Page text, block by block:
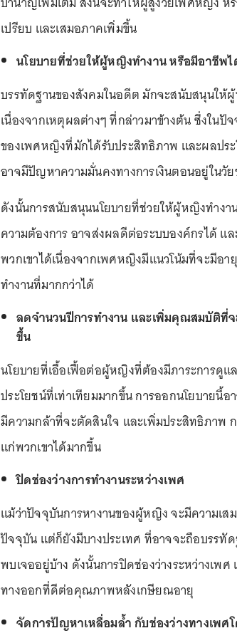
เปรียบ และเสมอภาคเพิ่มขึ้น
นโยบายที่ช่วยให้ผู้หญิงทำงาน หรือมีอาชีพ
บรรทัดฐานของสังคมในอดีต มักจะสนับสนุนใ
เนื่องจากเหตุผลต่างๆ ที่กล่าวมาข้างต้น ซึ่งใน
ของเพศหญิงที่มักได้รับประสิทธิภาพ และผลปร
อาจมีปัญหาความมั่นคงทางการเงินตอนอยู่ในวั
ดังนั้นการสนับสนุนนโยบายที่ช่วยให้ผู้หญิงทำง
ความต้องการ อาจส่งผลดีต่อระบบองค์กรได้ แ
พวกเขาได้เนื่องจากเพศหญิงมีแนวโน้มที่จะมีอ
ทำงานที่มากกว่าได้
ลดจำนวนปีการทำงาน และเพิ่มคุณสมบัติที่จ
ขึ้น
นโยบายที่เอื้อเฟื้อต่อผู้หญิงที่ต้องมีภาระการดูแ
ประโยชน์ที่เท่าเทียมมากขึ้น การออกนโยบาย
มีความกล้าที่จะตัดสินใจ และเพิ่มประสิทธิภาพ
แก่พวกเขาได้มากขึ้น
ปิดช่องว่างการทำงานระหว่างเพศ
แม้ว่าปัจจุบันการหางานของผู้หญิง จะมีความเส
ปัจจุบัน แต่ก็ยังมีบางประเทศ ที่อาจจะถือบรรทั
พบเจออยู่บ้าง ดังนั้นการปิดช่องว่างระหว่างเพศ
ทางออกที่ดีต่อคุณภาพหลังเกษียณอายุ
จัดการปัญหาเหลื่อมล้ำ กับช่องว่างทางเพศ